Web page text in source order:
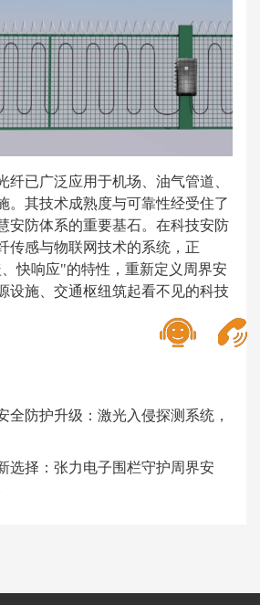
纤已广泛应用于机场、油气管道、
。其技术成熟度与可靠性经受住了
安防体系的重要基石。在科技安防
传感与物联网技术的系统，正
快响应"的特性，重新定义周界安
设施、交通枢纽筑起看不见的科技
全防护升级：激光入侵探测系统，
选择：张力电子围栏守护周界安